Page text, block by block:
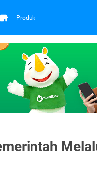
Produk